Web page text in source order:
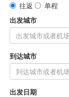
往返
单程
出发城市
到达城市
出发日期